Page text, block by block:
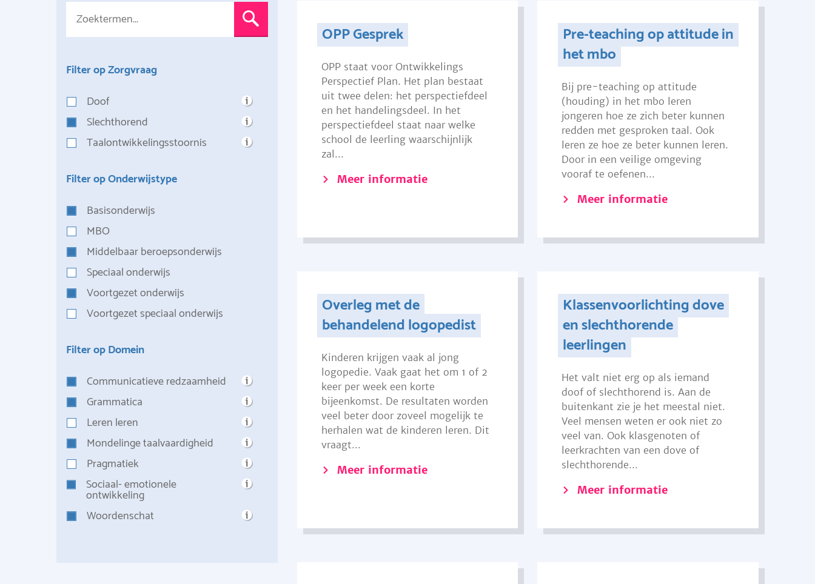
Filter op Zorgvraag
Doof
Slechthorend
Taalontwikkelingsstoornis
Filter op Onderwijstype
Basisonderwijs
MBO
Middelbaar beroepsonderwijs
Speciaal onderwijs
Voortgezet onderwijs
Voortgezet speciaal onderwijs
Filter op Domein
Communicatieve redzaamheid
Grammatica
Leren leren
Mondelinge taalvaardigheid
Pragmatiek
Sociaal- emotionele
ontwikkeling
Woordenschat
OPP Gesprek
OPP staat voor Ontwikkelings
Perspectief Plan. Het plan bestaat
uit twee delen: het perspectiefdeel
en het handelingsdeel. In het
perspectiefdeel staat naar welke
school de leerling waarschijnlijk
zal...
Meer informatie
Pre-teaching op attitude in
het mbo
Bij pre-teaching op attitude
(houding) in het mbo leren
jongeren hoe ze zich beter kunnen
redden met gesproken taal. Ook
leren ze hoe ze beter kunnen leren.
Door in een veilige omgeving
vooraf te oefenen...
Meer informatie
Overleg met de
behandelend logopedist
Kinderen krijgen vaak al jong
logopedie. Vaak gaat het om 1 of 2
keer per week een korte
bijeenkomst. De resultaten worden
veel beter door zoveel mogelijk te
herhalen wat de kinderen leren. Dit
vraagt...
Meer informatie
Klassenvoorlichting dove
en slechthorende
leerlingen
Het valt niet erg op als iemand
doof of slechthorend is. Aan de
buitenkant zie je het meestal niet.
Veel mensen weten er ook niet zo
veel van. Ook klasgenoten of
leerkrachten van een dove of
slechthorende...
Meer informatie